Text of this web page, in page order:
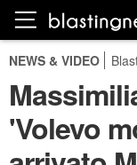
NEWS & VIDEO
'Volevo